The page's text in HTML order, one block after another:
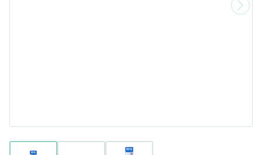
View larger imageView larger imageView larger image